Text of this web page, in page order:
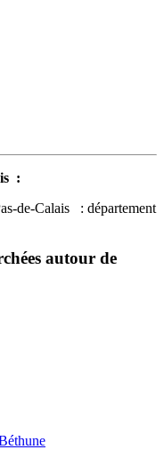
:
de-Calais : département
autour de